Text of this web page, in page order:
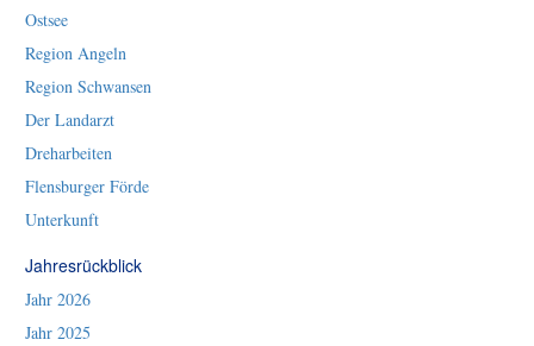
Ostsee
Region Angeln
Region Schwansen
Der Landarzt
Dreharbeiten
Flensburger Förde
Unterkunft
Jahresrückblick
Jahr 2026
Jahr 2025